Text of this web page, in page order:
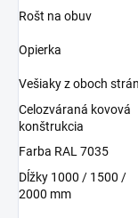
Rošt na obuv
Opierka
Vešiaky z oboch strán
Celozváraná kovová
konštrukcia
Farba RAL 7035
Dĺžky 1000 / 1500 /
2000 mm